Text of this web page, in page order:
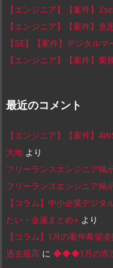
【エンジニア】【案件】
【エンジニア】【案件】意
【SE】【案件】デジタル
【エンジニア】【案件】業
最近のコメント
【エンジニア】【案件】
大地 より
フリーランスエンジニア掲
フリーランスエンジニア掲
【コラム】中小企業デジタ
たい - 金速まとめ+ より
【コラム】1月の案件希望
過去最高 に ◆◆◆1月の市